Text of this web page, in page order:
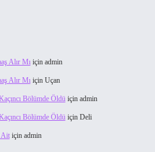
Alır Mıiçin admin
Alır Mıiçin Uçan
Bölümde Öldüiçin admin
Bölümde Öldüiçin Deli
Aitiçin admin